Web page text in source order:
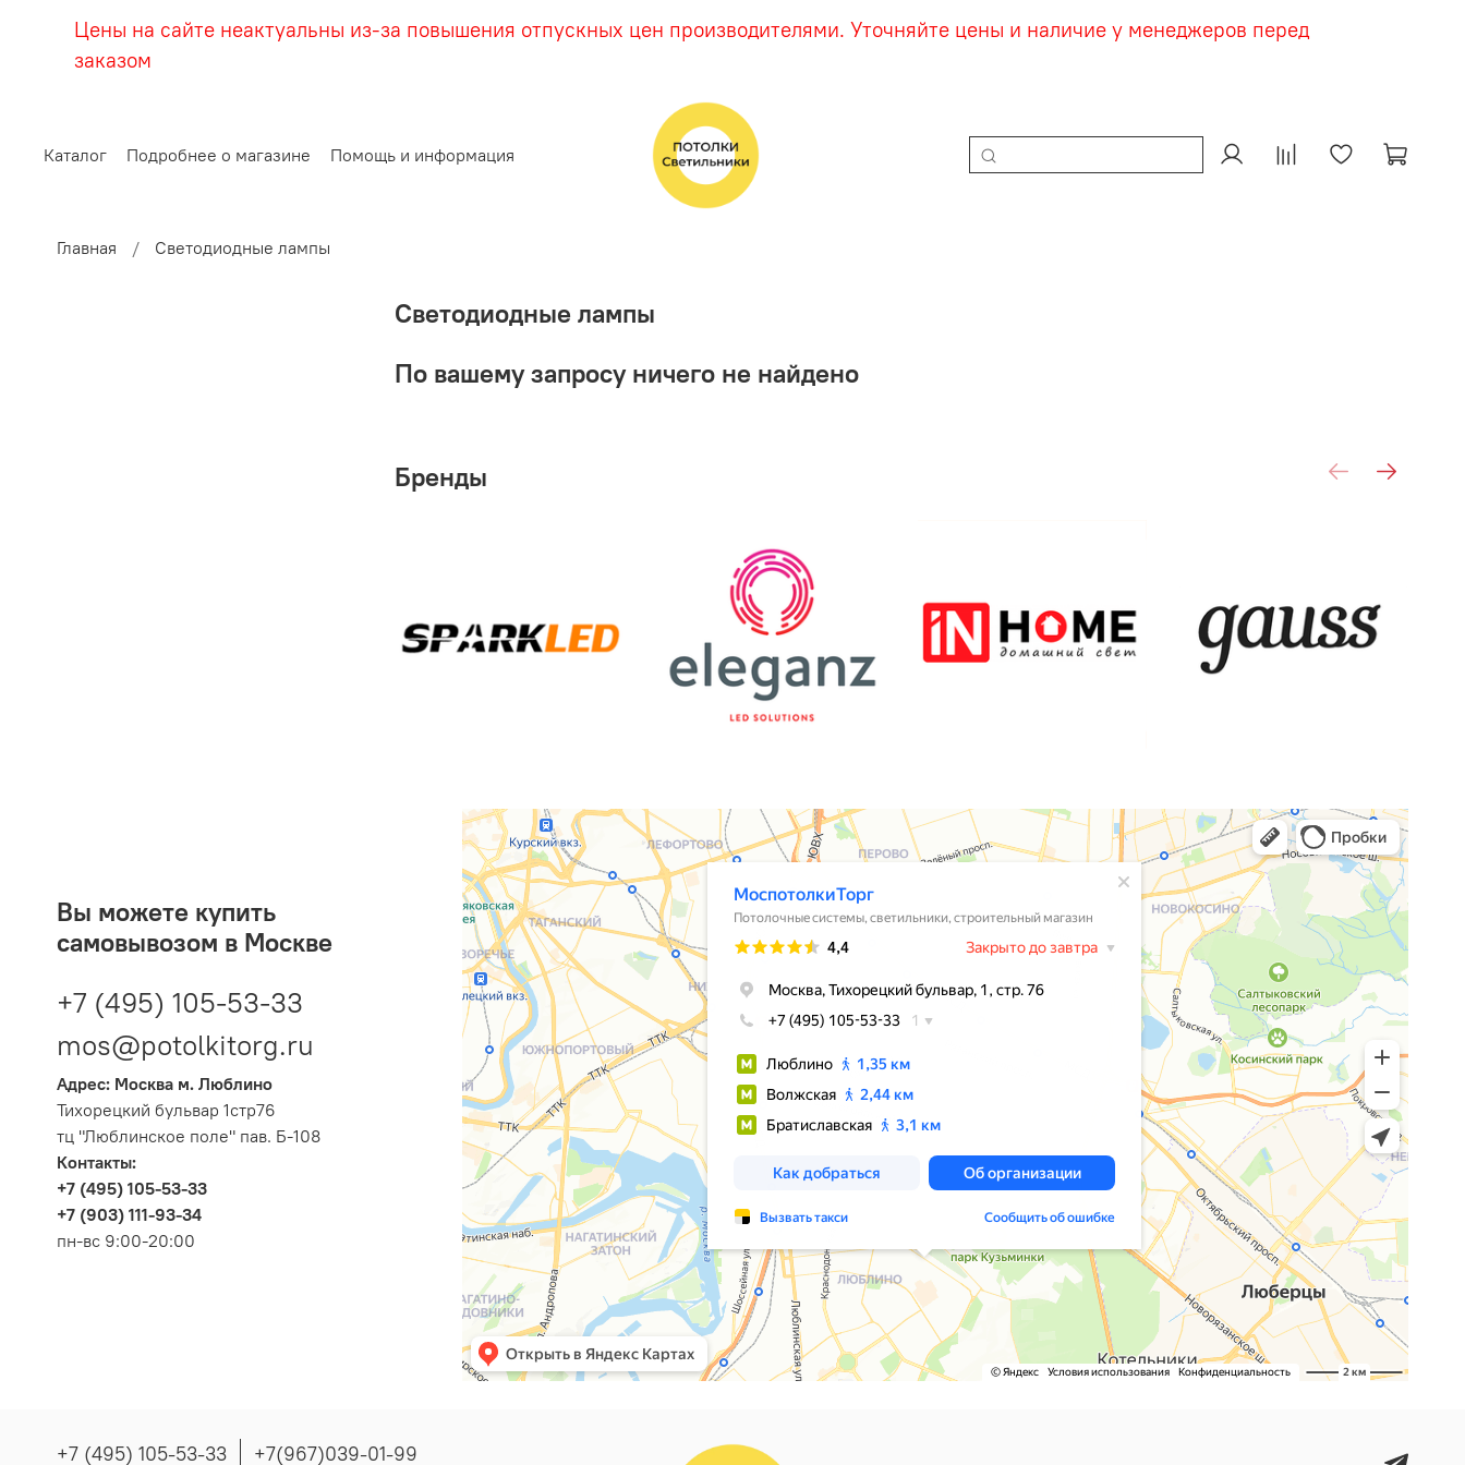
Цены на сайте неактуальны из-за повышения отпускных цен производителями. Уточняйте цены и наличие у менеджеров перед
заказом
Каталог Подробнее о магазине Помощь и информация
Главная Светодиодные лампы
Светодиодные лампы
По вашему запросу ничего не найдено
Бренды
Вы можете купить
самовывозом в Москве
+7 (495) 105-53-33
mos@potolkitorg.ru
Адрес: Москва м. Люблино
Тихорецкий бульвар 1стр76
тц "Люблинское поле" пав. Б-108
Контакты:
+7 (495) 105-53-33
+7 (903) 111-93-34
пн-вс 9:00-20:00
+7 (495) 105-53-33 +7(967)039-01-99